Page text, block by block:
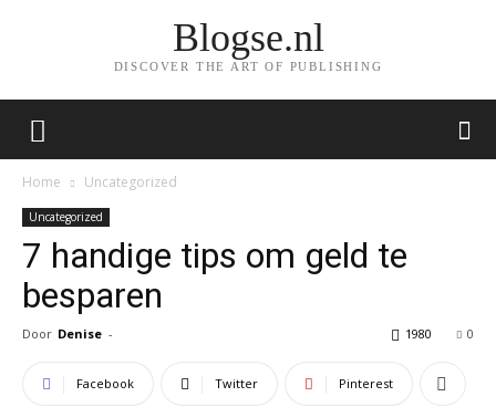
Blogse.nl
DISCOVER THE ART OF PUBLISHING
Home Uncategorized
Uncategorized
7 handige tips om geld te
besparen
Door Denise - 0
1980
Facebook Twitter Pinterest